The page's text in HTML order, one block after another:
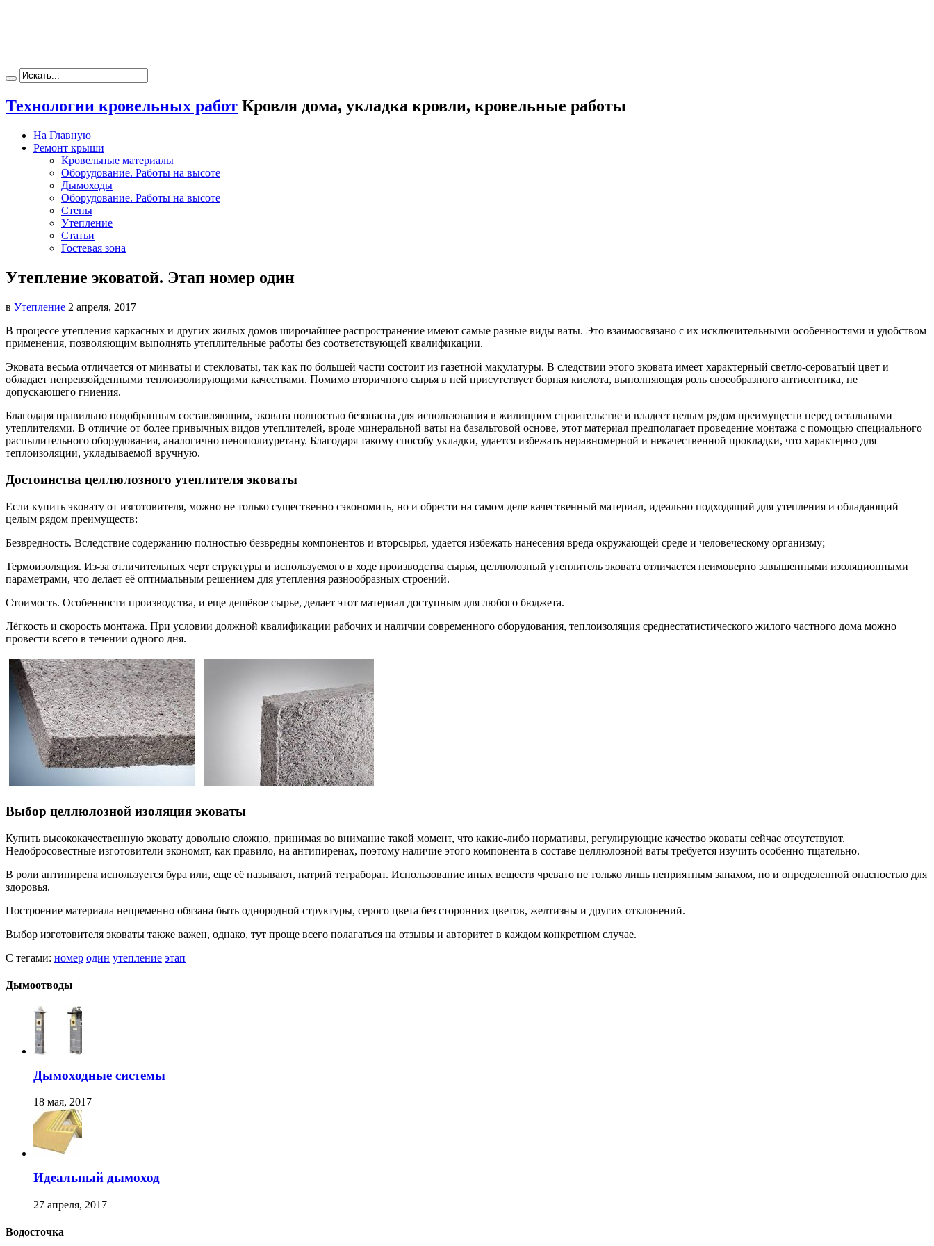
Технологии кровельных работ Кровля дома, укладка кровли, кровельные работы
На Главную
Ремонт крыши
Кровельные материалы
Оборудование. Работы на высоте
Дымоходы
Оборудование. Работы на высоте
Стены
Утепление
Статьи
Гостевая зона
Утепление эковатой. Этап номер один
в Утепление 2 апреля, 2017
В процессе утепления каркасных и других жилых домов широчайшее распространение имеют самые разные виды ваты. Это взаимосвязано с их исключительными особенностями и удобством
применения, позволяющим выполнять утеплительные работы без соответствующей квалификации.
Эковата весьма отличается от минваты и стекловаты, так как по большей части состоит из газетной макулатуры. В следствии этого эковата имеет характерный светло-сероватый цвет и
обладает непревзойденными теплоизолирующими качествами. Помимо вторичного сырья в ней присутствует борная кислота, выполняющая роль своеобразного антисептика, не
допускающего гниения.
Благодаря правильно подобранным составляющим, эковата полностью безопасна для использования в жилищном строительстве и владеет целым рядом преимуществ перед остальными
утеплителями. В отличие от более привычных видов утеплителей, вроде минеральной ваты на базальтовой основе, этот материал предполагает проведение монтажа с помощью специального
распылительного оборудования, аналогично пенополиуретану. Благодаря такому способу укладки, удается избежать неравномерной и некачественной прокладки, что характерно для
теплоизоляции, укладываемой вручную.
Достоинства целлюлозного утеплителя эковаты
Если купить эковату от изготовителя, можно не только существенно сэкономить, но и обрести на самом деле качественный материал, идеально подходящий для утепления и обладающий
целым рядом преимуществ:
Безвредность. Вследствие содержанию полностью безвредны компонентов и вторсырья, удается избежать нанесения вреда окружающей среде и человеческому организму;
Термоизоляция. Из-за отличительных черт структуры и используемого в ходе производства сырья, целлюлозный утеплитель эковата отличается неимоверно завышенными изоляционными
параметрами, что делает её оптимальным решением для утепления разнообразных строений.
Стоимость. Особенности производства, и еще дешёвое сырье, делает этот материал доступным для любого бюджета.
Лёгкость и скорость монтажа. При условии должной квалификации рабочих и наличии современного оборудования, теплоизоляция среднестатистического жилого частного дома можно
провести всего в течении одного дня.
Выбор целлюлозной изоляция эковаты
Купить высококачественную эковату довольно сложно, принимая во внимание такой момент, что какие-либо нормативы, регулирующие качество эковаты сейчас отсутствуют.
Недобросовестные изготовители экономят, как правило, на антипиренах, поэтому наличие этого компонента в составе целлюлозной ваты требуется изучить особенно тщательно.
В роли антипирена используется бура или, еще её называют, натрий тетраборат. Использование иных веществ чревато не только лишь неприятным запахом, но и определенной опасностью для
здоровья.
Построение материала непременно обязана быть однородной структуры, серого цвета без сторонних цветов, желтизны и других отклонений.
Выбор изготовителя эковаты также важен, однако, тут проще всего полагаться на отзывы и авторитет в каждом конкретном случае.
С тегами: номер один утепление этап
Дымоотводы
Дымоходные системы
18 мая, 2017
Идеальный дымоход
27 апреля, 2017
Водосточка